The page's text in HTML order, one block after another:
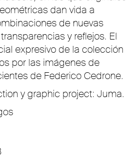
dan vida a
de nuevas
y reflejos. El
expresivo de la colección
por las imágenes de
de Federico Cedrone.
y graphic project: Juma.